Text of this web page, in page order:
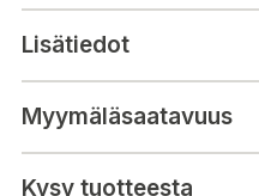
Lisätiedot
Myymäläsaatavuus
Kysy tuotteesta